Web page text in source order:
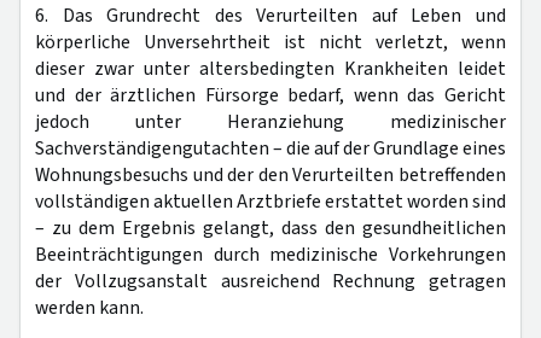
6. Das Grundrecht des Verurteilten auf Leben und
körperliche Unversehrtheit ist nicht verletzt, wenn
dieser zwar unter altersbedingten Krankheiten leidet
und der ärztlichen Fürsorge bedarf, wenn das Gericht
jedoch unter Heranziehung medizinischer
Sachverständigengutachten – die auf der Grundlage eines
Wohnungsbesuchs und der den Verurteilten betreffenden
vollständigen aktuellen Arztbriefe erstattet worden sind
– zu dem Ergebnis gelangt, dass den gesundheitlichen
Beeinträchtigungen durch medizinische Vorkehrungen
der Vollzugsanstalt ausreichend Rechnung getragen
werden kann.